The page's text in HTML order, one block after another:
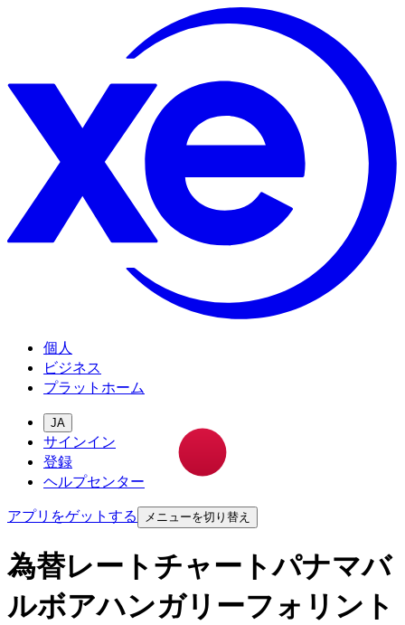
個人
ビジネス
プラットホーム
JA
サインイン
登録
ヘルプセンター
アプリをゲットする
メニューを切り替え
為替レートチャートパナマバ
ルボアハンガリーフォリント